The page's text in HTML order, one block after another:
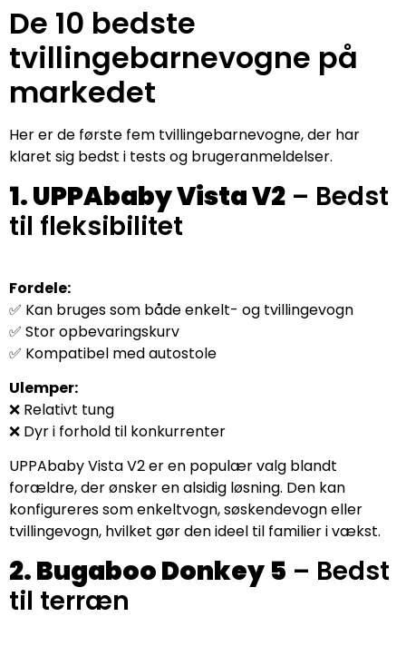
De 10 bedste
tvillingebarnevogne på
markedet
Her er de første fem tvillingebarnevogne, der har
klaret sig bedst i tests og brugeranmeldelser.
1. UPPAbaby Vista V2 – Bedst
til fleksibilitet
Fordele:
✅ Kan bruges som både enkelt- og tvillingevogn
✅ Stor opbevaringskurv
✅ Kompatibel med autostole
Ulemper:
❌ Relativt tung
❌ Dyr i forhold til konkurrenter
UPPAbaby Vista V2 er en populær valg blandt
forældre, der ønsker en alsidig løsning. Den kan
konfigureres som enkeltvogn, søskendevogn eller
tvillingevogn, hvilket gør den ideel til familier i vækst.
2. Bugaboo Donkey 5 – Bedst
til terræn